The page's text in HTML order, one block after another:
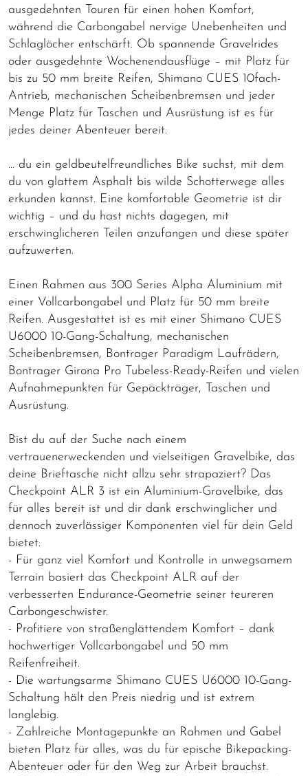
ausgedehnten Touren für einen hohen Komfort,
während die Carbongabel nervige Unebenheiten und
Schlaglöcher entschärft. Ob spannende Gravelrides
oder ausgedehnte Wochenendausflüge – mit Platz für
bis zu 50 mm breite Reifen, Shimano CUES 10fach-
Antrieb, mechanischen Scheibenbremsen und jeder
Menge Platz für Taschen und Ausrüstung ist es für
jedes deiner Abenteuer bereit.
… du ein geldbeutelfreundliches Bike suchst, mit dem
du von glattem Asphalt bis wilde Schotterwege alles
erkunden kannst. Eine komfortable Geometrie ist dir
wichtig – und du hast nichts dagegen, mit
erschwinglicheren Teilen anzufangen und diese später
aufzuwerten.
Einen Rahmen aus 300 Series Alpha Aluminium mit
einer Vollcarbongabel und Platz für 50 mm breite
Reifen. Ausgestattet ist es mit einer Shimano CUES
U6000 10-Gang-Schaltung, mechanischen
Scheibenbremsen, Bontrager Paradigm Laufrädern,
Bontrager Girona Pro Tubeless-Ready-Reifen und vielen
Aufnahmepunkten für Gepäckträger, Taschen und
Ausrüstung.
Bist du auf der Suche nach einem
vertrauenerweckenden und vielseitigen Gravelbike, das
deine Brieftasche nicht allzu sehr strapaziert? Das
Checkpoint ALR 3 ist ein Aluminium-Gravelbike, das
für alles bereit ist und dir dank erschwinglicher und
dennoch zuverlässiger Komponenten viel für dein Geld
bietet.
- Für ganz viel Komfort und Kontrolle in unwegsamem
Terrain basiert das Checkpoint ALR auf der
verbesserten Endurance-Geometrie seiner teureren
Carbongeschwister.
- Profitiere von straßenglättendem Komfort – dank
hochwertiger Vollcarbongabel und 50 mm
Reifenfreiheit.
- Die wartungsarme Shimano CUES U6000 10-Gang-
Schaltung hält den Preis niedrig und ist extrem
langlebig.
- Zahlreiche Montagepunkte an Rahmen und Gabel
bieten Platz für alles, was du für epische Bikepacking-
Abenteuer oder für den Weg zur Arbeit brauchst.